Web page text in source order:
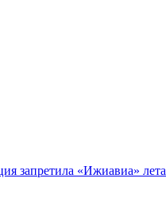
запретила «Ижиавиа»